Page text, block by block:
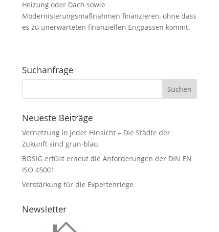
Heizung oder Dach sowie
Modernisierungsmaßnahmen finanzieren, ohne dass
es zu unerwarteten finanziellen Engpässen kommt.
Suchanfrage
Neueste Beiträge
Vernetzung in jeder Hinsicht – Die Städte der
Zukunft sind grün-blau
BOSIG erfüllt erneut die Anforderungen der DIN EN
ISO 45001
Verstärkung für die Expertenriege
Newsletter